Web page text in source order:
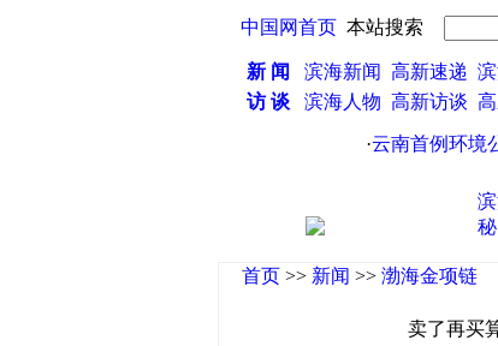
中国网首页 本站搜索
新 闻 滨海新闻 高新速递
访 谈
滨海人物 高新访谈
云南首例环境公
秘
首页 >> 新闻 >> 渤海金项链
卖了再买